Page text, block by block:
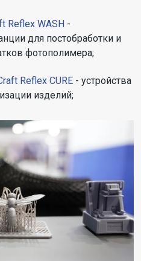
Reflex WASH -
для постобработки и
фотополимера;
Reflex CURE - устройства
изделий;